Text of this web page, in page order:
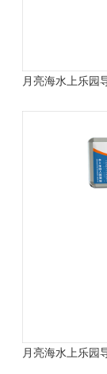
月亮海水上乐园
月亮海水上乐园